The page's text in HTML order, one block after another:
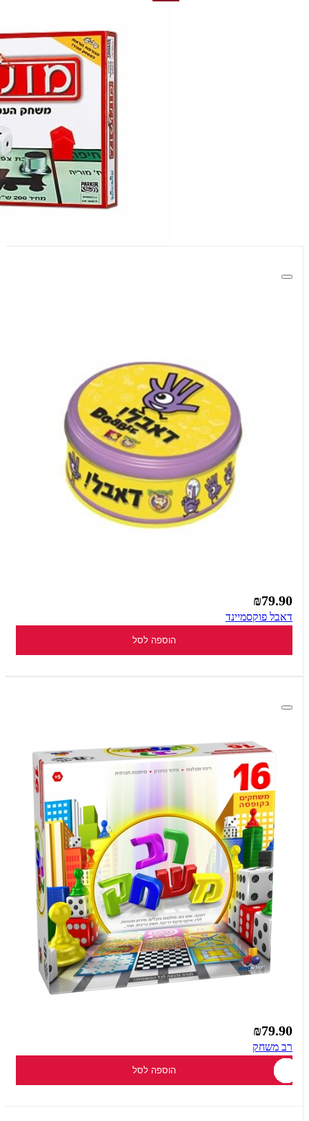
₪79.90
דאבל פוקסמיינד
הוספה לסל
₪79.90
רב משחק
הוספה לסל